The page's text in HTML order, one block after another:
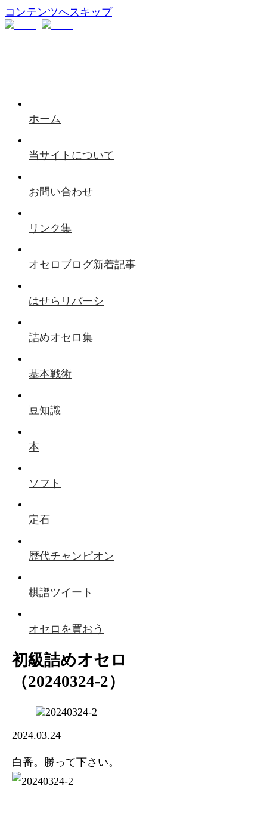
コンテンツへスキップ
ホーム
当サイトについて
お問い合わせ
リンク集
オセロブログ新着記事
はせらリバーシ
詰めオセロ集
基本戦術
豆知識
本
ソフト
定石
歴代チャンピオン
棋譜ツイート
オセロを買おう
初級詰めオセロ
（20240324-2）
2024.03.24
白番。勝って下さい。